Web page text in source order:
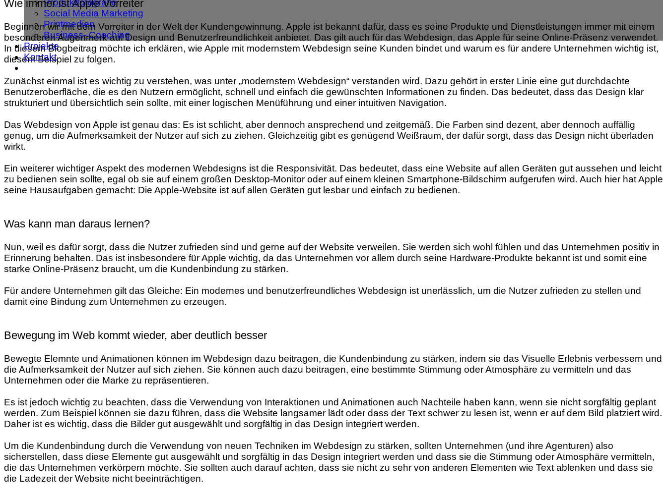
Produktfotografie
Social Media Marketing
Printmedien
Business- Coaching
Projekte
Kontakt
Wie immer ist Apple Vorreiter
Beginnen wir mit dem Vorreiter in der Welt der Kundengewinnung. Apple ist bekannt dafür, dass es seine Produkte und Dienstleistungen immer mit einem
besonderen Augenmerk auf Design und Benutzerfreundlichkeit anbietet. Das gilt auch für das Webdesign, das Apple für seine Online-Präsenz verwendet.
In diesem Blogbeitrag möchte ich erklären, wie Apple mit modernstem Webdesign seine Kunden bindet und warum es für andere Unternehmen wichtig ist,
diesem Beispiel zu folgen.
Zunächst einmal ist es wichtig zu verstehen, was unter „modernstem Webdesign“ verstanden wird. Dazu gehört in erster Linie eine gut durchdachte
Benutzeroberfläche, die es den Nutzern ermöglicht, schnell und einfach die gewünschten Informationen zu finden. Das bedeutet, dass das Design klar
strukturiert und übersichtlich sein sollte, mit einer logischen Menüführung und einer intuitiven Navigation.
Das Webdesign von Apple ist genau das: Es ist schlicht, aber dennoch ansprechend und zeitgemäß. Die Farben sind dezent, aber dennoch auffällig
genug, um die Aufmerksamkeit der Nutzer auf sich zu ziehen. Gleichzeitig gibt es genügend Weißraum, der dafür sorgt, dass das Design nicht überladen
wirkt.
Ein weiterer wichtiger Aspekt des modernen Webdesigns ist die Responsivität. Das bedeutet, dass eine Website auf allen Geräten gut aussehen und leicht
zu bedienen sein sollte, egal ob sie auf einem großen Desktop-Monitor oder auf einem kleinen Smartphone-Bildschirm aufgerufen wird. Auch hier hat Apple
seine Hausaufgaben gemacht: Die Apple-Website ist auf allen Geräten gut lesbar und einfach zu bedienen.
Was kann man daraus lernen?
Nun, weil es dafür sorgt, dass die Nutzer zufrieden sind und gerne auf der Website verweilen. Sie werden sich wohl fühlen und das Unternehmen positiv in
Erinnerung behalten. Das ist insbesondere für Apple wichtig, da das Unternehmen vor allem durch seine Hardware-Produkte bekannt ist und somit eine
starke Online-Präsenz braucht, um die Kundenbindung zu stärken.
Für andere Unternehmen gilt das Gleiche: Ein modernes und benutzerfreundliches Webdesign ist unerlässlich, um die Nutzer zufrieden zu stellen und
damit eine Bindung zum Unternehmen zu erzeugen.
Bewegung im Web kommt wieder, aber deutlich besser
Bewegte Elemnte und Animationen können im Webdesign dazu beitragen, die Kundenbindung zu stärken, indem sie das Visuelle Erlebnis verbessern und
die Aufmerksamkeit der Nutzer auf sich ziehen. Sie können auch dazu beitragen, eine bestimmte Stimmung oder Atmosphäre zu vermitteln und das
Unternehmen oder die Marke zu repräsentieren.
Es ist jedoch wichtig zu beachten, dass die Verwendung von Interaktionen und Animationen auch Nachteile haben kann, wenn sie nicht sorgfältig geplant
werden. Zum Beispiel können sie dazu führen, dass die Website langsamer lädt oder dass der Text schwer zu lesen ist, wenn er auf dem Bild platziert wird.
Daher ist es wichtig, dass die Bilder gut ausgewählt und sorgfältig in das Design integriert werden.
Um die Kundenbindung durch die Verwendung von neuen Techniken im Webdesign zu stärken, sollten Unternehmen (und ihre Agenturen) also
sicherstellen, dass diese Elemente gut ausgewählt und sorgfältig in das Design integriert werden und dass sie die Stimmung oder Atmosphäre vermitteln,
die das Unternehmen verkörpern möchte. Sie sollten auch darauf achten, dass sie nicht zu sehr von anderen Elementen wie Text ablenken und dass sie
die Ladezeit der Website nicht beeinträchtigen.